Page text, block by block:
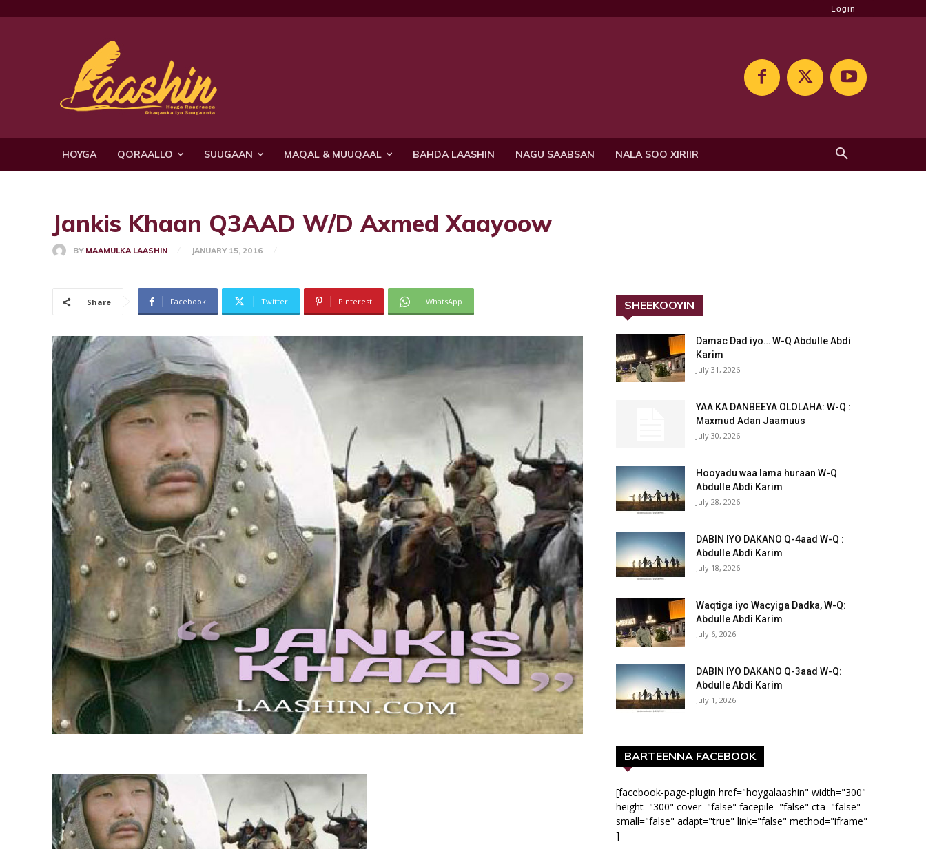
Login
HOYGA QORAALLO SUUGAAN MAQAL & MUUQAAL BAHDA LAASHIN NAGU SAABSAN NALA SOO XIRIIR
Jankis Khaan Q3AAD W/D Axmed Xaayoow
BY MAAMULKA LAASHIN JANUARY 15, 2016
Share Facebook Twitter Pinterest WhatsApp SHEEKOOYIN
Damac Dad iyo… W-Q Abdulle Abdi
Karim
July 31, 2026
YAA KA DANBEEYA OLOLAHA: W-Q :
Maxmud Adan Jaamuus
July 30, 2026
Hooyadu waa lama huraan W-Q
Abdulle Abdi Karim
July 28, 2026
DABIN IYO DAKANO Q-4aad W-Q :
Abdulle Abdi Karim
July 18, 2026
Waqtiga iyo Wacyiga Dadka, W-Q:
Abdulle Abdi Karim
July 6, 2026
DABIN IYO DAKANO Q-3aad W-Q:
Abdulle Abdi Karim
July 1, 2026
BARTEENNA FACEBOOK
[facebook-page-plugin href="hoygalaashin" width="300"
height="300" cover="false" facepile="false" cta="false"
small="false" adapt="true" link="false" method="iframe"
]